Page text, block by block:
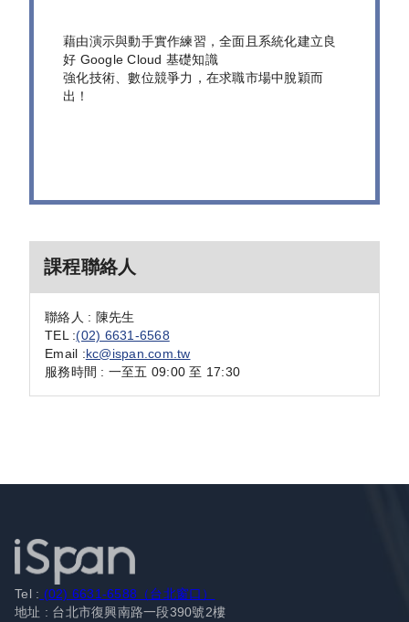
藉由演示與動手實作練習，全面且系統化建立良
好 Google Cloud 基礎知識
強化技術、數位競爭力，在求職市場中脫穎而
出！
課程聯絡人
聯絡人 : 陳先生
TEL :(02) 6631-6568
Email :kc@ispan.com.tw
服務時間 : 一至五 09:00 至 17:30
Tel : (02) 6631-6588（台北窗口）
地址 : 台北市復興南路一段390號2樓